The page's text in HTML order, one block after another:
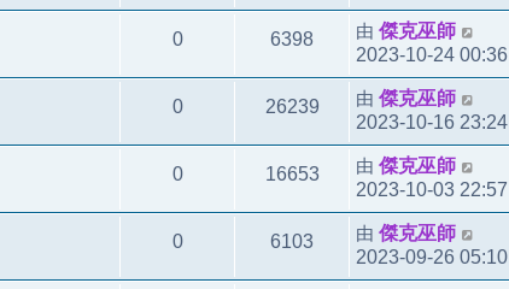
0 6398 由 傑克巫師
2023-10-24 00:36
0 26239 由 傑克巫師
2023-10-16 23:24
0 16653 由 傑克巫師
2023-10-03 22:57
0 6103 由 傑克巫師
2023-09-26 05:10